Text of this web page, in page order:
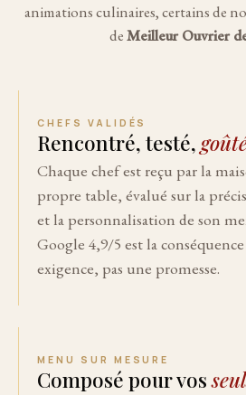
animations culinaires, certains de
deMeilleur Ouvrier
CHEFS VALIDÉS
Rencontré, testé,
Chaque chef est reçu par la
propre table, évalué sur la
et la personnalisation de son
Google 4,9/5 est la
exigence, pas une promesse.
MENU SUR MESURE
Composé pour vos